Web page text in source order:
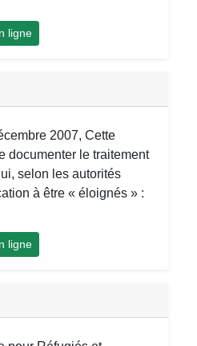
ligne
2007, Cette
documenter le traitement
selon les autorités
à être « éloignés » :
ligne